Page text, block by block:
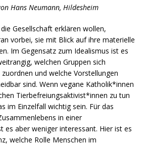
on Hans Neumann, Hildesheim
Gesellschaft erklären wollen,
vorbei, sie mit Blick auf ihre materielle
Im Gegensatz zum Idealismus ist es
welchen Gruppen sich
und welche Vorstellungen
sind. Wenn vegane Katholik*innen
Tierbefreiungsaktivist*innen zu tun
im Einzelfall wichtig sein. Für das
in einer
es aber weniger interessant. Hier ist es
welche Rolle Menschen im